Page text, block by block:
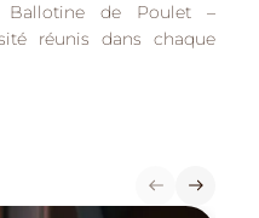
Ballotine de Poulet –
réunis dans chaque